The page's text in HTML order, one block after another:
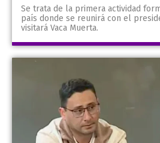
Se trata de la primera actividad
país donde se reunirá con el
visitará Vaca Muerta.